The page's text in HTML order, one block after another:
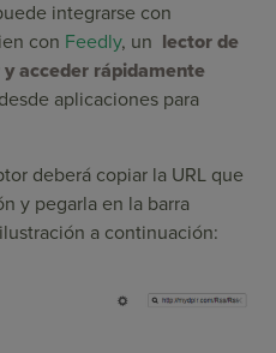
integrarse con
con Feedly, un lector de
acceder rápidamente
aplicaciones para
deberá copiar la URL que
y pegarla en la barra
a continuación: